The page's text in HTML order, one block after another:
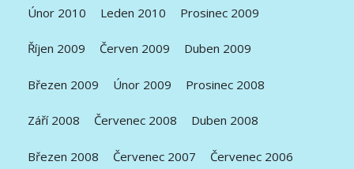
Únor 2010 Leden 2010 Prosinec 2009
Říjen 2009 Červen 2009 Duben 2009
Březen 2009 Únor 2009 Prosinec 2008
Září 2008 Červenec 2008 Duben 2008
Březen 2008 Červenec 2007 Červenec 2006